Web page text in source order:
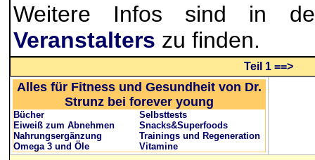
Weitere Infos sind in
Veranstalters zu finden.
Teil 1 ==>
Alles für Fitness und Gesundheit von Dr.
Strunz bei forever young
Bücher
Eiweiß zum Abnehmen
Nahrungsergänzung
Omega 3 und Öle
Selbsttests
Snacks&Superfoods
Trainings und Regeneration
Vitamine